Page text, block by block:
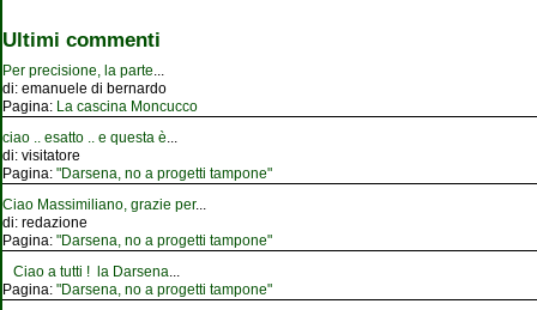
Ultimi commenti
Per precisione, la parte
di: emanuele di bernardo
Pagina: La cascina Moncucco
ciao .. esatto .. e questa è
di: visitatore
Pagina: "Darsena, no a progetti tampone"
Ciao Massimiliano, grazie per...
di: redazione
Pagina: "Darsena, no a progetti tampone"
Ciao a tutti ! la Darsena
Pagina: "Darsena, no a progetti tampone"